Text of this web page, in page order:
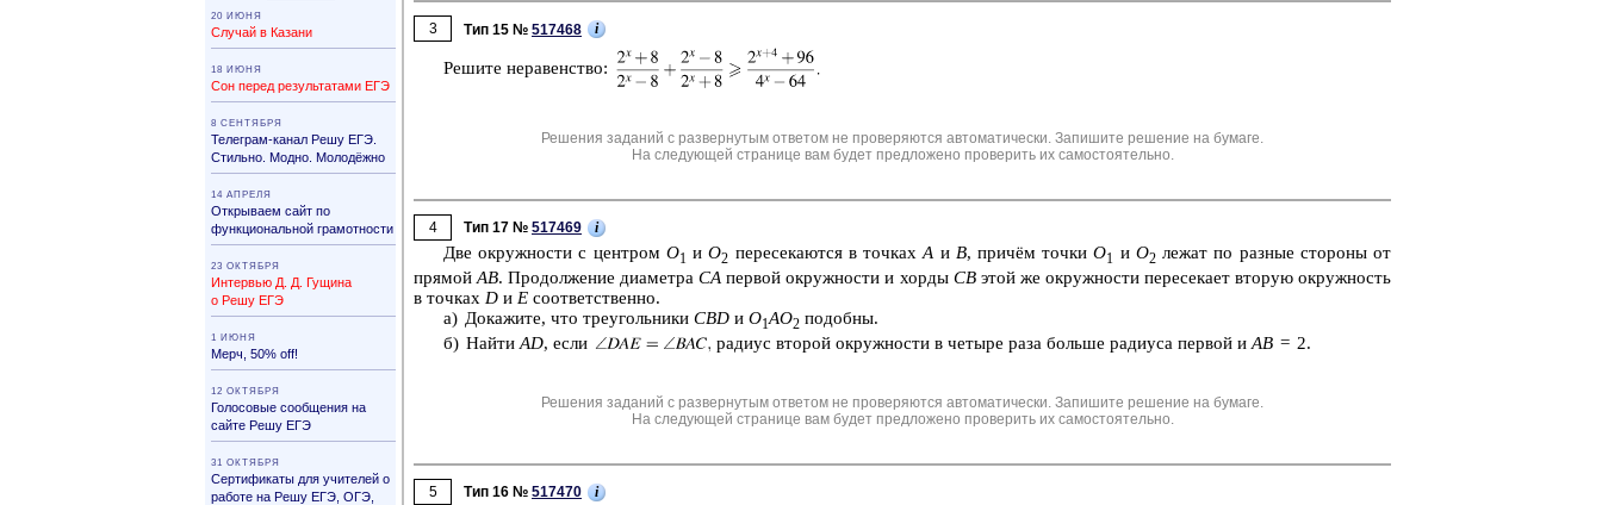
20 ИЮНЯ
Случай в Казани
18 ИЮНЯ
Сон перед результатами ЕГЭ
8 СЕНТЯБРЯ
Телеграм-канал Решу ЕГЭ.
Стильно. Модно. Молодёжно
14 АПРЕЛЯ
Открываем сайт по
функциональной грамотности
23 ОКТЯБРЯ
Интервью Д. Д. Гущина
о Решу ЕГЭ
1 ИЮНЯ
Мерч, 50% off!
12 ОКТЯБРЯ
Голосовые сообщения на
сайте Решу ЕГЭ
31 ОК­ТЯБ­РЯ
Сер­ти­фи­ка­ты для учи­те­лей о
ра­бо­те на Решу ЕГЭ, ОГЭ,
3 Тип 15 № 517468 i
Ре­ши­те не­ра­вен­ство:
Решения заданий с развернутым ответом не проверяются автоматически. Запишите решение на бумаге.
На следующей странице вам будет предложено проверить их самостоятельно.
4 Тип 17 № 517469 i
Две окруж­но­сти с цен­тром O1 иO2 пе­ре­се­ка­ют­ся в точ­кахA и B, причём точкиO1 и O2лежат по раз­ные сто­ро­ны от
пря­мойAB. Про­дол­же­ние диа­мет­раCA пер­вой окруж­но­сти и хорды CBэтой же окруж­но­сти пе­ре­се­ка­ет вто­рую окруж­ность
в точ­ках D и E со­от­вет­ствен­но.
а) До­ка­жи­те, что тре­уголь­ни­ки CBD и O1AO2 по­доб­ны.
б) Найти AD, если ра­ди­ус вто­рой окруж­но­сти в че­ты­ре раза боль­ше ра­ди­у­са пер­вой и AB= 2.
Решения заданий с развернутым ответом не проверяются автоматически. Запишите решение на бумаге.
На следующей странице вам будет предложено проверить их самостоятельно.
5 Тип 16 № 517470 i